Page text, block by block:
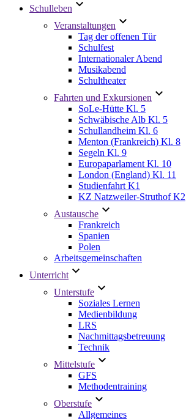
Schulleben
Veranstaltungen
Tag der offenen Tür
Schulfest
Internationaler Abend
Musikabend
Schultheater
Fahrten und Exkursionen
SoLe-Hütte Kl. 5
Schwäbische Alb Kl. 5
Schullandheim Kl. 6
Menton (Frankreich) Kl. 8
Segeln Kl. 9
Europaparlament Kl. 10
London (England) Kl. 11
Studienfahrt K1
KZ Natzweiler-Struthof K2
Austausche
Frankreich
Spanien
Polen
Arbeitsgemeinschaften
Unterricht
Unterstufe
Soziales Lernen
Medienbildung
LRS
Nachmittagsbetreuung
Technik
Mittelstufe
GFS
Methodentraining
Oberstufe
Allgemeines